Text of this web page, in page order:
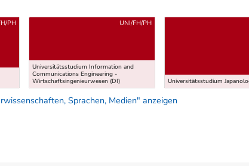
PH
Universitätsstudium Information and
Communications Engineering -
Wirtschaftsingenieurwesen (DI)
UNI/FH/PH
Universitätsstudium
Sprachen, Medien" anzeigen